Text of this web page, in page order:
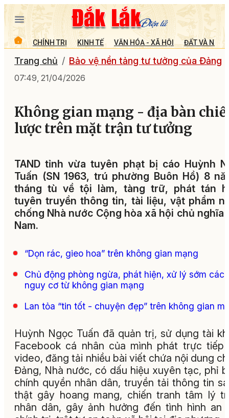
CHÍNH TRỊ KINH TẾ VĂN HÓA - XÃ HỘI ĐẤT VÀ
Trang chủ Bảo vệ nền tảng tư tưởng của Đảng
07:49, 21/04/2026
Không gian mạng - địa bàn
lược trên mặt trận tư tưởng
TAND tỉnh vừa tuyên phạt bị cáo Huỳnh
Tuấn (SN 1963, trú phường Buôn Hồ) 8
tháng tù về tội làm, tàng trữ, phát tán
tuyên truyền thông tin, tài liệu, vật phẩm
chống Nhà nước Cộng hòa xã hội chủ nghĩa
Nam.
“Dọn rác, gieo hoa” trên không gian mạng
Chủ động phòng ngừa, phát hiện, xử lý sớm các
nguy cơ từ không gian mạng
Lan tỏa “tin tốt - chuyện đẹp” trên không gian
Huỳnh Ngọc Tuấn đã quản trị, sử dụng tài
Facebook cá nhân của mình phát trực tiếp
video, đăng tải nhiều bài viết chứa nội dung
Đảng, Nhà nước, có dấu hiệu xuyên tạc, phỉ
chính quyền nhân dân, truyền tải thông tin
thật gây hoang mang, chiến tranh tâm lý
nhân dân, gây ảnh hưởng đến tình hình an